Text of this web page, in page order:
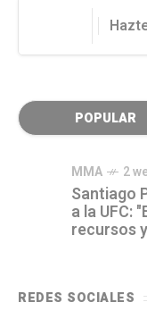
POPULAR
MMA 2
Santiago
a la UFC:
recursos
REDES SOCIALES